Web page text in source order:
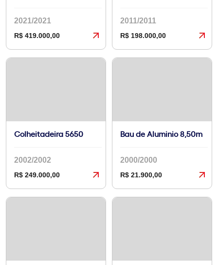
2021/2021
R$ 419.000,00
2011/2011
R$ 198.000,00
Colheitadeira 5650
2002/2002
R$ 249.000,00
Bau de Aluminio 8,50m
2000/2000
R$ 21.900,00